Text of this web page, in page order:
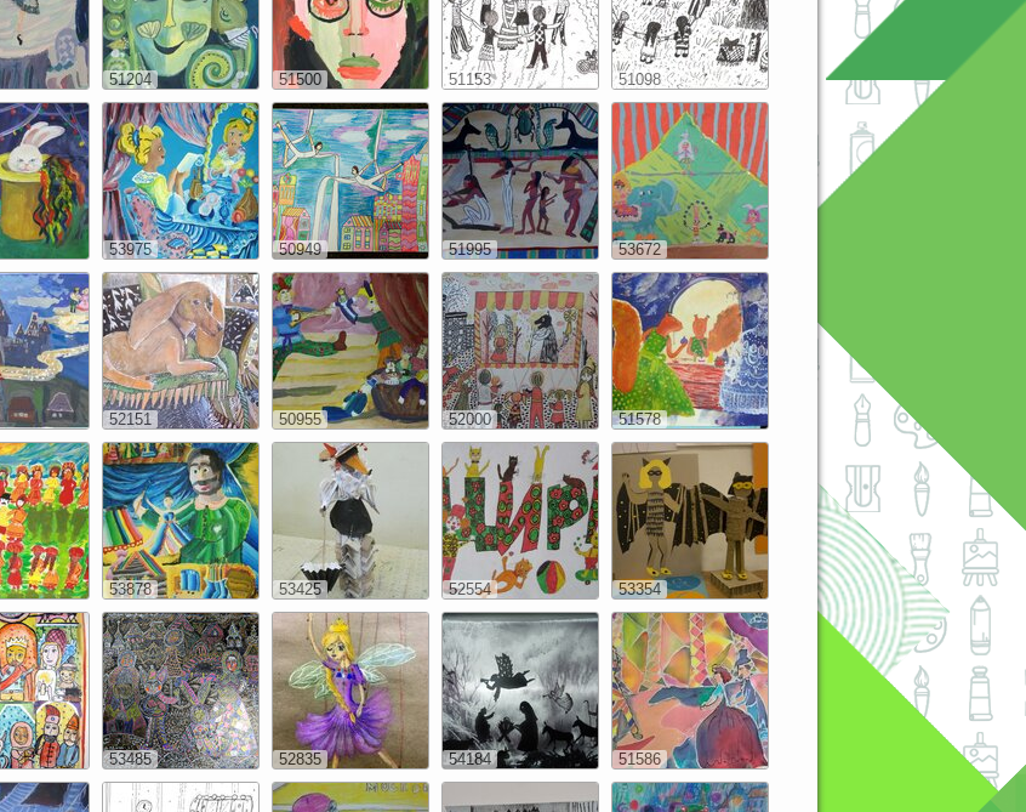
51204 51500 51153 51098
53975 50949 51995 53672
52151 50955 52000 51578
53878 53425 52554 53354
53485 52835 54184 51586